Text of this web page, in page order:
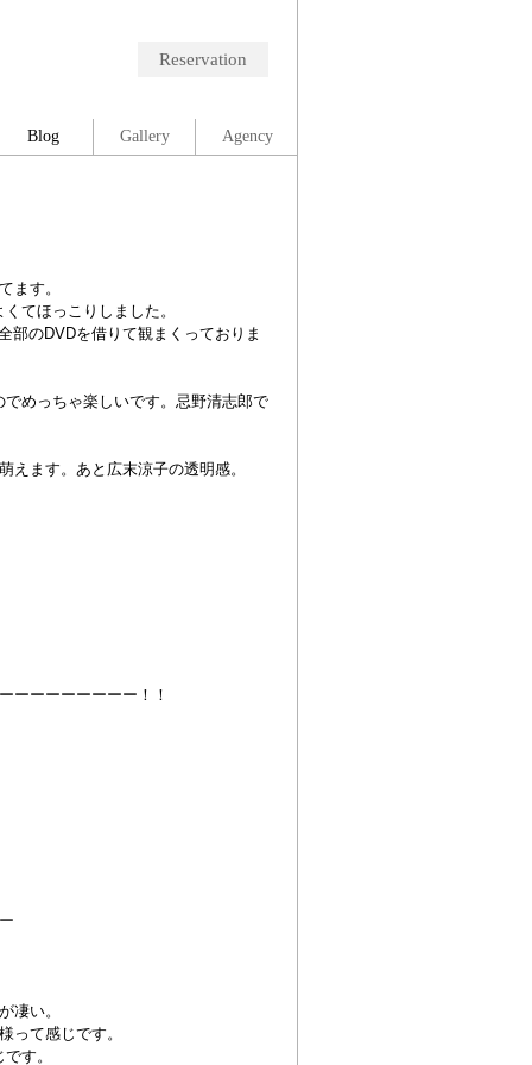
Reservation
ます。
てほっこりしました。
部のDVDを借りて観まくっておりま
めっちゃ楽しいです。忌野清志郎で
ます。あと広末涼子の透明感。
ーーーーーーーー！！
凄い。
って感じです。
す。
Blog Gallery Agency